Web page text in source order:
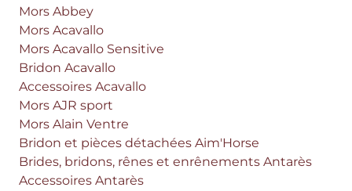
Mors Abbey
Mors Acavallo
Mors Acavallo Sensitive
Bridon Acavallo
Accessoires Acavallo
Mors AJR sport
Mors Alain Ventre
Bridon et pièces détachées Aim'Horse
Brides, bridons, rênes et enrênements Antarès
Accessoires Antarès